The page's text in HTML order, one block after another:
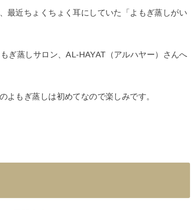
最近ちょくちょく耳にしていた「よもぎ蒸しがい
ぎ蒸しサロン、AL-HAYAT（アルハヤー）さんへ
よもぎ蒸しは初めてなので楽しみです。